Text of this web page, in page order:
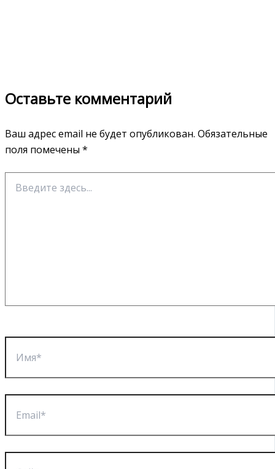
Оставьте комментарий
Ваш адрес email не будет опубликован. Обязательные
поля помечены *
здесь...